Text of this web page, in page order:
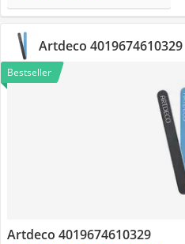
Artdeco 4019674610329
Bestseller
Artdeco 4019674610329